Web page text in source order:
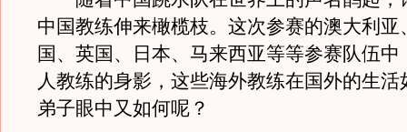
中国教练伸来橄榄枝。这次参赛的澳大利亚
国、英国、日本、马来西亚等等参赛队伍中
人教练的身影，这些海外教练在国外的生活
弟子眼中又如何呢？